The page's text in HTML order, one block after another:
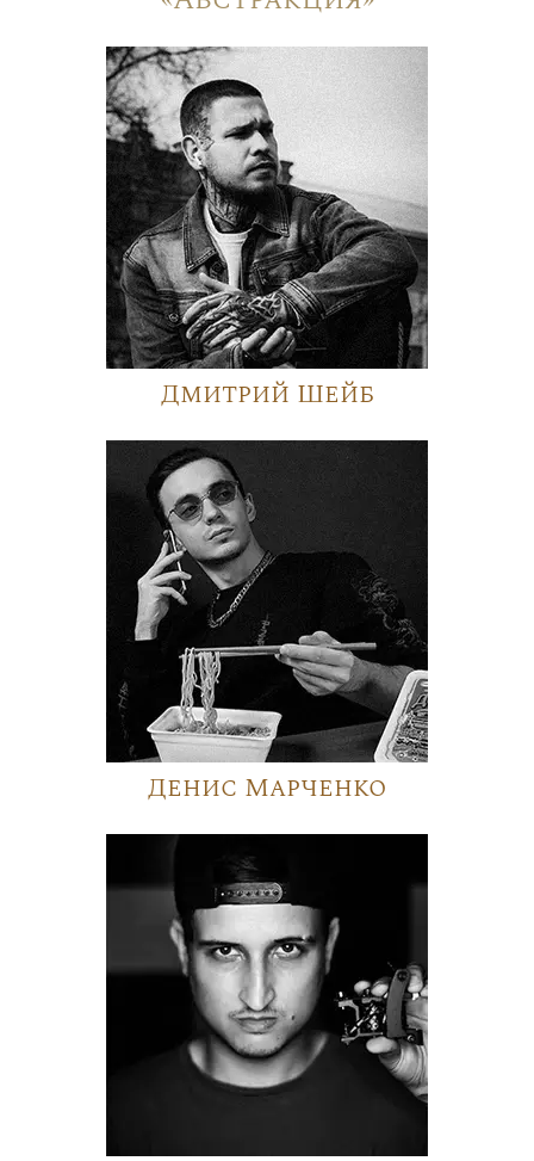
Дмитрий Шейб
Денис Марченко